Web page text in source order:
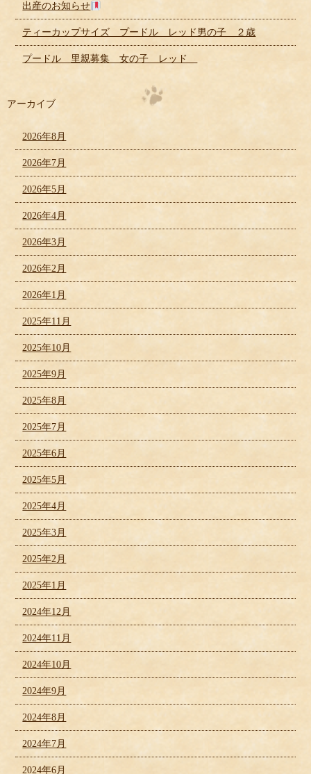
出産のお知らせ
ティーカップサイズ プードル レッド男の子 ２歳
プードル 里親募集 女の子 レッド
アーカイブ
2026年8月
2026年7月
2026年5月
2026年4月
2026年3月
2026年2月
2026年1月
2025年11月
2025年10月
2025年9月
2025年8月
2025年7月
2025年6月
2025年5月
2025年4月
2025年3月
2025年2月
2025年1月
2024年12月
2024年11月
2024年10月
2024年9月
2024年8月
2024年7月
2024年6月